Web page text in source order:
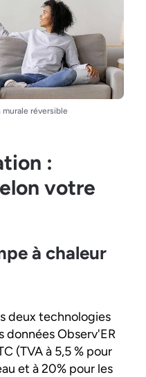
réversible
:
votre
à chaleur
deux technologies
données Observ'ER
(TVA à 5,5 % pour
et à 20% pour les